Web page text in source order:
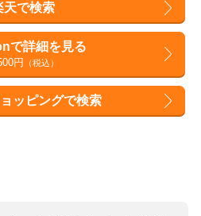
天で検索
で詳細を見る
円 （税込）
ッピングで検索